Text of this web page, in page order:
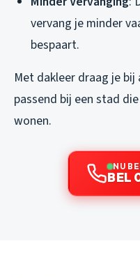
vervang je minder
bespaart.
Met dakleer draag je
passend bij een stad
wonen.
NU
BEL